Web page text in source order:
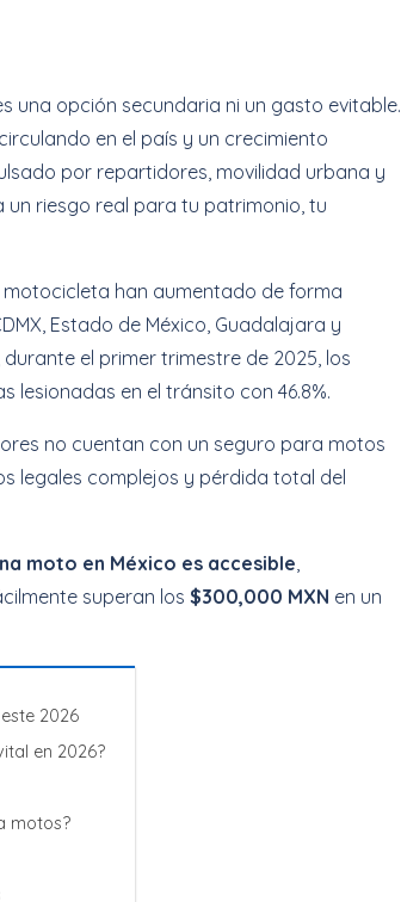
una opción secundaria ni un gasto evitable.
circulando en el país y un crecimiento
por repartidores, movilidad urbana y
riesgo real para tu patrimonio, tu
han aumentado de forma
Estado de México, Guadalajara y
durante el primer trimestre de 2025, los
en el tránsito con 46.8%.
no cuentan con un seguro para motos
legales complejos y pérdida total del
moto en México es accesible,
superan los $300,000 MXN en un
2026
en 2026?
motos?